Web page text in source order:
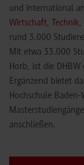
und international
Wirtschaft, Technik,
rund 3.000
Mit etwa 33.000
Horb, ist die
Ergänzend bietet
Hochschule
anschließen.